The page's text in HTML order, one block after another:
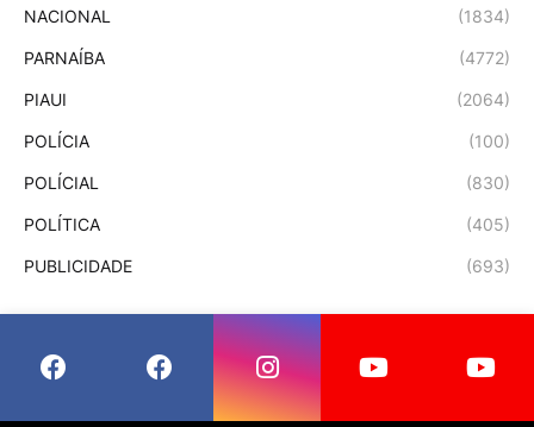
NACIONAL (1834)
PARNAÍBA (4772)
PIAUI (2064)
POLÍCIA (100)
POLÍCIAL (830)
POLÍTICA (405)
PUBLICIDADE (693)